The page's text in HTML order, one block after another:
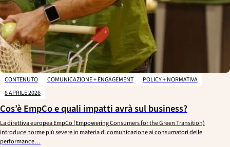
CONTENUTO COMUNICAZIONE + ENGAGEMENT
POLICY + NORMATIVA
8 APRILE 2026
Cos’è EmpCo e quali impatti avrà sul business?
La direttiva europea EmpCo (Empowering Consumers for the Green Transition)
introduce norme più severe in materia di comunicazione ai consumatori delle
performance…